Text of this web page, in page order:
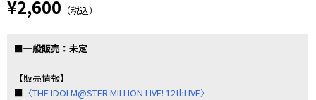
¥2,600 （税込）
■一般販売：未定
【販売情報】
■ 〈THE IDOLM@STER MILLION LIVE! 12thLIVE〉